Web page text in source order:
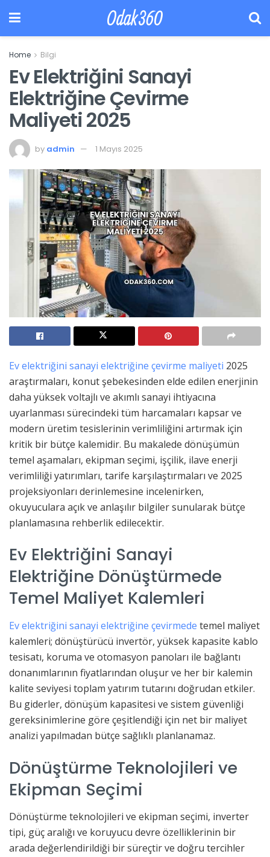
Odak360
Home Bilgi
Ev Elektriğini Sanayi
Elektriğine Çevirme
Maliyeti 2025
by admin 1 Mayıs 2025
Ev elektriğini sanayi elektriğine çevirme maliyeti 2025
araştırmaları, konut şebekesinden elde edilen enerjinin
daha yüksek voltajlı ve akımlı sanayi ihtiyacına
uyarlanması sürecindeki tüm harcamaları kapsar ve
modern üretim tesislerinin verimliliğini artırmak için
kritik bir bütçe kalemidir. Bu makalede dönüşümün
temel aşamaları, ekipman seçimi, işçilik, ilave enerji
verimliliği yatırımları, tarife karşılaştırmaları ve 2025
projeksiyonları derinlemesine incelenirken,
okuyuculara açık ve anlaşılır bilgiler sunularak bütçe
planlamasına rehberlik edilecektir.
Ev Elektriğini Sanayi
Elektriğine Dönüştürmede
Temel Maliyet Kalemleri
Ev elektriğini sanayi elektriğine çevirmede temel maliyet
kalemleri; dönüştürücü invertör, yüksek kapasite kablo
tesisatı, koruma ve otomasyon panoları ile bağlantı
donanımlarının fiyatlarından oluşur ve her bir kalemin
kalite seviyesi toplam yatırım tutarını doğrudan etkiler.
Bu giderler, dönüşüm kapasitesi ve sistem güvenliği
gereksinimlerine göre çeşitlendiği için net bir maliyet
analizi yapılmadan bütçe sağlıklı planlanamaz.
Dönüştürme Teknolojileri ve
Ekipman Seçimi
Dönüştürme teknolojileri ve ekipman seçimi, inverter
tipi, güç aralığı ve koruyucu devre özelliklerinin bir
arada değerlendirildiği bir süreçtir ve doğru tercihler